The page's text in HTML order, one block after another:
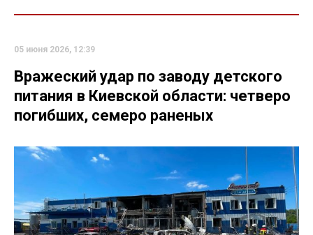
05 июня 2026, 12:39
Вражеский удар по заводу детского
питания в Киевской области: четверо
погибших, семеро раненых